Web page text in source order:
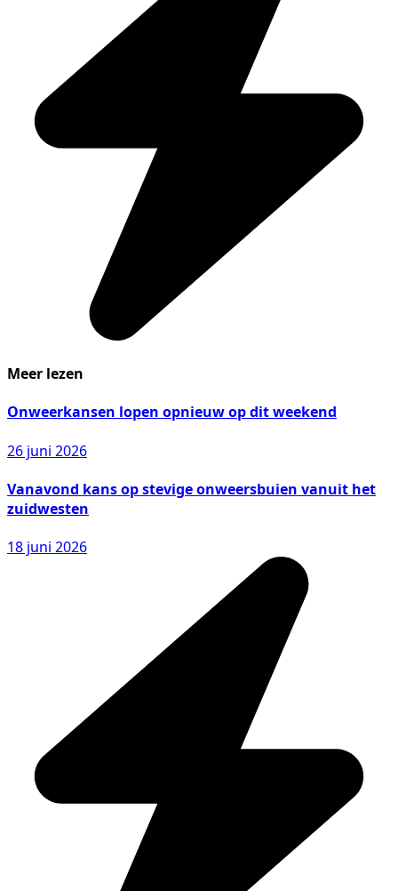
Meer lezen
Onweerkansen lopen opnieuw op dit weekend
26 juni 2026
Vanavond kans op stevige onweersbuien vanuit het
zuidwesten
18 juni 2026